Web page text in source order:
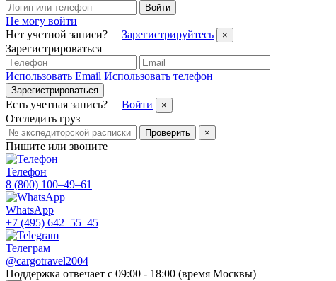
Войти
Не могу войти
Нет учетной записи?
Зарегистрируйтесь ×
Зарегистрироваться
Использовать Email Использовать телефон
Зарегистрироваться
Есть учетная запись? Войти ×
Отследить груз
Проверить ×
Пишите или звоните
Телефон
8 (800) 100–49–61
WhatsApp
+7 (495) 642–55–45
Телеграм
@cargotravel2004
Поддержка отвечает с 09:00 - 18:00 (время Москвы)